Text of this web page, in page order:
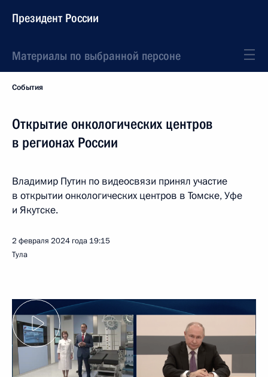
Президент России
Материалы по выбранной персоне
События
Открытие онкологических центров
в регионах России
Владимир Путин по видеосвязи принял участие
в открытии онкологических центров в Томске, Уфе
и Якутске.
2 февраля 2024 года 19:15
Тула